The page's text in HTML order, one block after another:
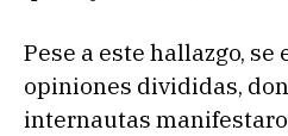
Pese a este hallazgo,
opiniones divididas,
internautas